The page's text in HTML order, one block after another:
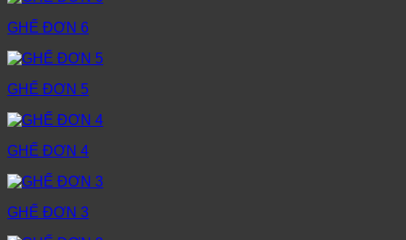
GHẾ ĐƠN 6
GHẾ ĐƠN 5
GHẾ ĐƠN 4
GHẾ ĐƠN 3